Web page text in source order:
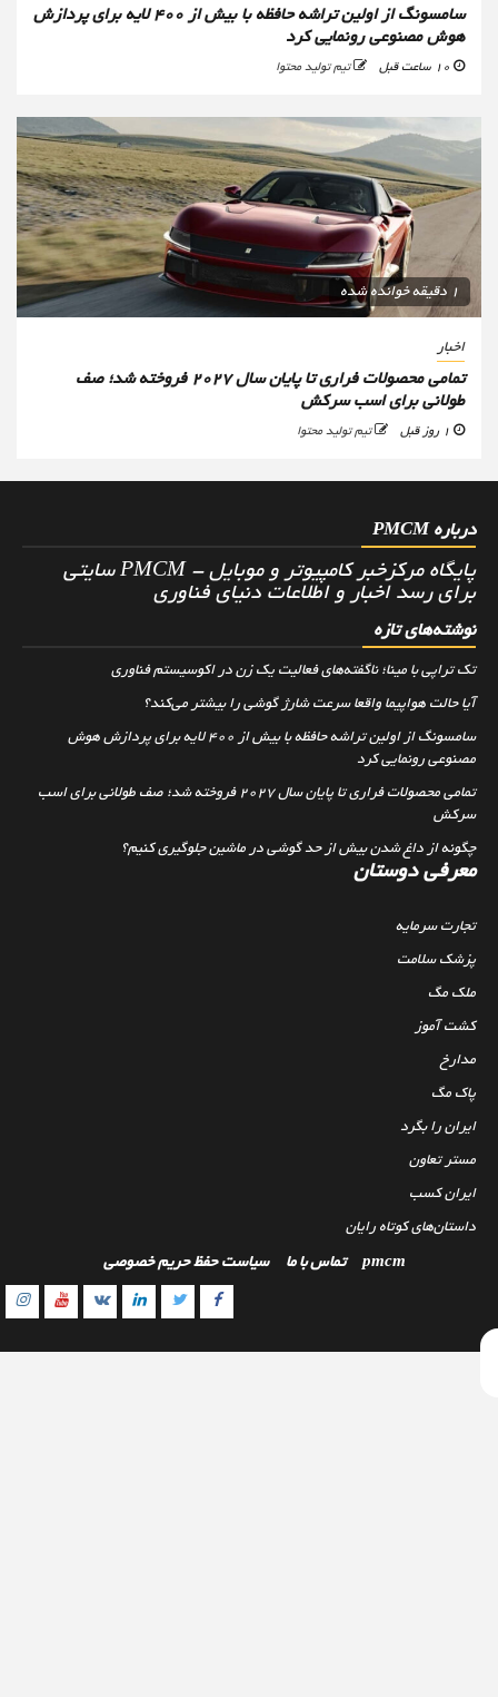
سامسونگ از اولین تراشه حافظه با بیش از ۴۰۰ لایه برای پردازش
هوش مصنوعی رونمایی کرد
تیم تولید محتوا
اخبار
تمامی محصولات فراری تا پایان سال ۲۰۲۷ فروخته شد؛ صف
طولانی برای اسب سرکش
تیم تولید محتوا
درباره PMCM
پایگاه مرکزخبر کامپیوتر و موبایل - PMCM سایتی
برای رسد اخبار و اطلاعات دنیای فناوری
نوشته‌های تازه
تک تراپی با مینا؛ ناگفته‌های فعالیت یک زن در اکوسیستم فناوری
آیا حالت هواپیما واقعا سرعت شارژ گوشی را بیشتر می‌کند؟
سامسونگ از اولین تراشه حافظه با بیش از ۴۰۰ لایه برای پردازش هوش
مصنوعی رونمایی کرد
تمامی محصولات فراری تا پایان سال ۲۰۲۷ فروخته شد؛ صف طولانی برای اسب
سرکش
چگونه از داغ شدن بیش از حد گوشی در ماشین جلوگیری کنیم؟
معرفی دوستان
تجارت سرمایه
پزشک سلامت
ملک مگ
کشت آموز
مدارخ
پاک مگ
ایران را بگرد
مستر تعاون
ایران کسب
داستان‌های کوتاه رایان
pmcm تماس با ما سیاست حفظ حریم خصوصی
Facebook
Twitter
Linkedin
VK